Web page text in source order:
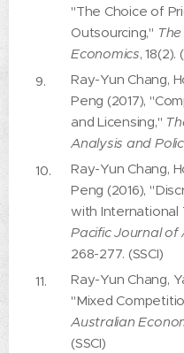
"The Choice of
Outsourcing,"
Economics, 18(2).
Ray-Yun Chang,
Peng (2017),
and Licensing,"
Analysis and
Ray-Yun Chang,
Peng (2016),
with International
Pacific Journal of
268-277. (SSCI)
Ray-Yun Chang,
"Mixed
Australian
(SSCI)